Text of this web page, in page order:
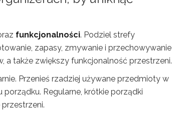
funkcjonalności. Podziel strefy
zapasy, zmywanie i przechowywanie
a także zwiększy funkcjonalność przestrzeni.
Przenieś rzadziej używane przedmioty w
Regularne, krótkie porządki